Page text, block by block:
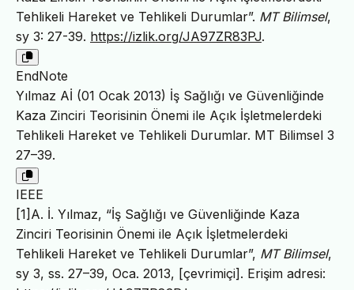
Tehlikeli Hareket ve Tehlikeli Durumlar”. MT Bilimsel,
sy 3: 27-39. https://izlik.org/JA97ZR83PJ.
EndNote
Yılmaz Aİ (01 Ocak 2013) İş Sağlığı ve Güvenliğinde
Kaza Zinciri Teorisinin Önemi ile Açık İşletmelerdeki
Tehlikeli Hareket ve Tehlikeli Durumlar. MT Bilimsel 3
27–39.
IEEE
[1]A. İ. Yılmaz, “İş Sağlığı ve Güvenliğinde Kaza
Zinciri Teorisinin Önemi ile Açık İşletmelerdeki
Tehlikeli Hareket ve Tehlikeli Durumlar”, MT Bilimsel,
sy 3, ss. 27–39, Oca. 2013, [çevrimiçi]. Erişim adresi: